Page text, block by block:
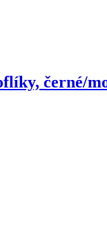
černé/